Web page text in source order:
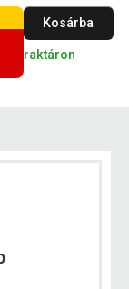
Kosárba
raktáron